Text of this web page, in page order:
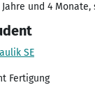
Jahre und 4 Monate,
SE
Fertigung